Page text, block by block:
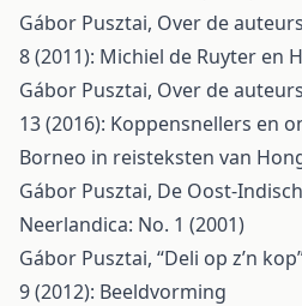
Gábor Pusztai, Over de auteurs
8 (2011): Michiel de Ruyter en
Gábor Pusztai, Over de auteurs
13 (2016): Koppensnellers en
Borneo in reisteksten van
Gábor Pusztai, De Oost-
Neerlandica: No. 1 (2001)
Gábor Pusztai, “Deli op z’n
9 (2012): Beeldvorming